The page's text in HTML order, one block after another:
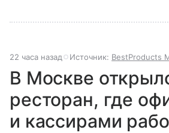
22 часа назад Источник: BestProducts
В Москве
ресторан, где
и кассирами